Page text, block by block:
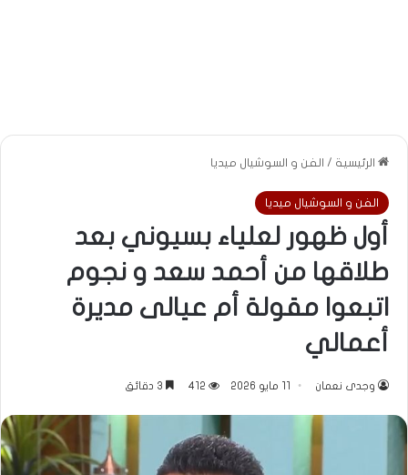
الرئيسية / الفن و السوشيال ميديا
الفن و السوشيال ميديا
أول ظهور لعلياء بسيوني بعد
طلاقها من أحمد سعد و نجوم
اتبعوا مقولة أم عيالى مديرة
أعمالي
وجدى نعمان 11 مايو 2026 412